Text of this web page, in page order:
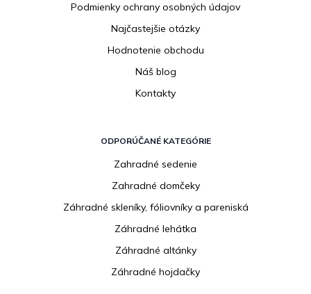
Podmienky ochrany osobných údajov
Najčastejšie otázky
Hodnotenie obchodu
Náš blog
Kontakty
ODPORÚČANÉ KATEGÓRIE
Zahradné sedenie
Zahradné domčeky
Záhradné skleníky, fóliovníky a pareniská
Záhradné lehátka
Záhradné altánky
Záhradné hojdačky